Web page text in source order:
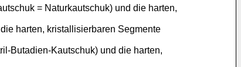
= Naturkautschuk) und die harten,
harten, kristallisierbaren Segmente
Butadien-Kautschuk) und die harten,